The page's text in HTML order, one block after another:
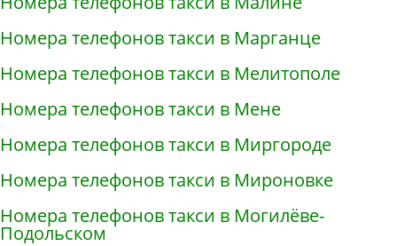
Номера телефонов такси в Марганце
Номера телефонов такси в Мелитополе
Номера телефонов такси в Мене
Номера телефонов такси в Миргороде
Номера телефонов такси в Мироновке
Номера телефонов такси в Могилёве-
Подольском